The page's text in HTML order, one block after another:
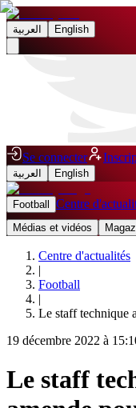
العربية English
Se connecter
العربية English
Football Centre
Médias et vidéos
Centre d'actualités
|
Football
|
Le staff technique
19 décembre 2022 à
Le staff